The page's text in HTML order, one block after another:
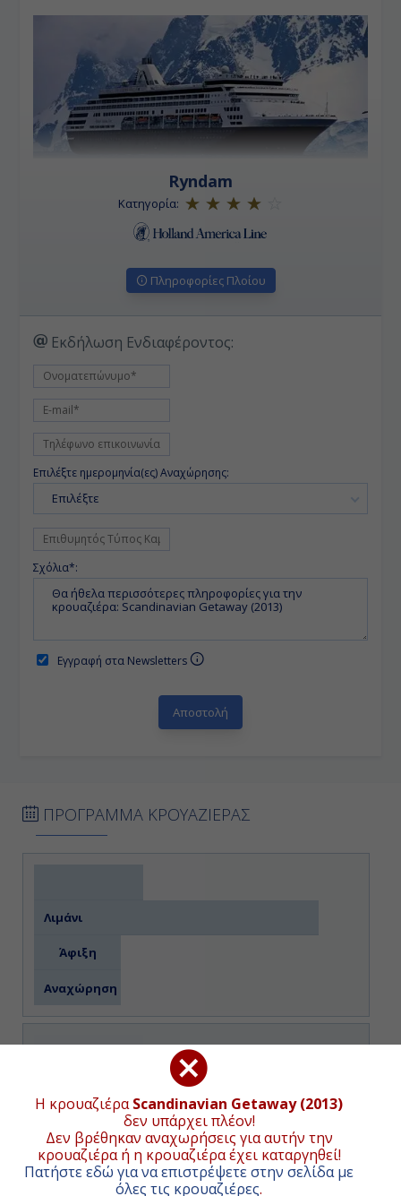
Η κρουαζιέραScandinavian Getaway (2013)
δεν υπάρχει πλέον!
Δεν βρέθηκαν αναχωρήσεις για αυτήν την
κρουαζιέρα ή η κρουαζιέρα έχει καταργηθεί!
Πατήστε εδώ για να επιστρέψετε στην σελίδα με
όλες τις κρουαζιέρες.
Ryndam
Κατηγορία:
Πληροφορίες Πλοίου
Εκδήλωση Ενδιαφέροντος:
Επιλέξτε ημερομηνία(ες) Αναχώρησης:
Επιλέξτε
Σχόλια*:
Εγγραφή στα Newsletters
ΠΡΟΓΡΑΜΜΑ ΚΡΟΥΑΖΙΕΡΑΣ
Λιμάνι
Άφιξη
Αναχώρηση
Ρόττερνταμ (Ολλανδία)
-
17:00